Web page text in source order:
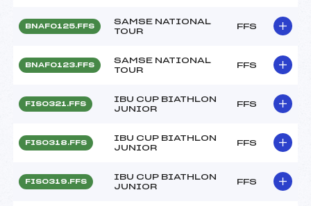
BNAF0125.FFS
SAMSE NATIONAL
TOUR
FFS
BNAF0123.FFS
SAMSE NATIONAL
TOUR
FFS
FIS0321.FFS
IBU CUP BIATHLON
JUNIOR
FFS
FIS0318.FFS
IBU CUP BIATHLON
JUNIOR
FFS
FIS0319.FFS
IBU CUP BIATHLON
JUNIOR
FFS